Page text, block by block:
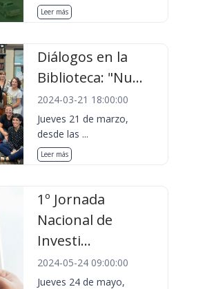
Leer más
Diálogos en la
Biblioteca: "Nu...
2024-03-21 18:00:00
Jueves 21 de marzo,
desde las ...
Leer más
1º Jornada
Nacional de
Investi...
2024-05-24 09:00:00
Jueves 24 de mayo,